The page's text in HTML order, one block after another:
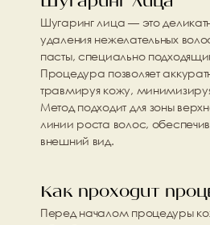
Шугаринг лица — это
удаления нежелательных
пасты, специально
Процедура позволяет
травмируя кожу,
Метод подходит для зоны
линии роста волос,
внешний вид.
Как проходит
Перед началом процедуры